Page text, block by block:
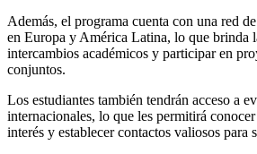
Además, el programa cuenta con una red
en Europa y América Latina, lo que brinda
intercambios académicos y participar en
conjuntos.
Los estudiantes también tendrán acceso a
internacionales, lo que les permitirá
interés y establecer contactos valiosos para